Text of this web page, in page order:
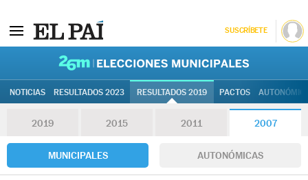
SUSCRÍBETE
NOTICIAS RESULTADOS 2023 RESULTADOS 2019 PACTOS
2019 2015 2011 2007
MUNICIPALES AUTONÓMICAS